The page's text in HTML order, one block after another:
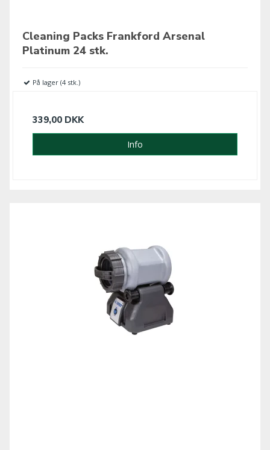
Cleaning Packs Frankford Arsenal
Platinum 24 stk.
På lager (4 stk.)
339,00 DKK
Info